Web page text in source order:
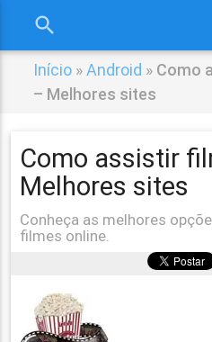
search
Início »Android » Como
– Melhores sites
Como assistir
Melhores sites
Conheça as melhores
filmes online.